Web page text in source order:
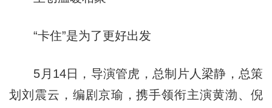
“卡住”是为了更好出发
5月14日，导演管虎，总制片人梁静，总策
划刘震云，编剧京瑜，携手领衔主演黄渤、倪